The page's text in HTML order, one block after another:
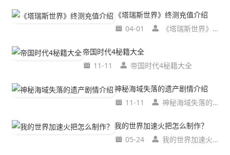
《塔瑞斯世界》终测充值介绍
04-01
《塔瑞斯世界》终测充值介绍
帝国时代4秘籍大全
11-11
帝国时代4秘籍大全
神秘海域失落的遗产剧情介绍
11-11
神秘海域失落的遗产剧情介绍
我的世界加速火把怎么制作？
05-24
我的世界加速火把怎么制作？